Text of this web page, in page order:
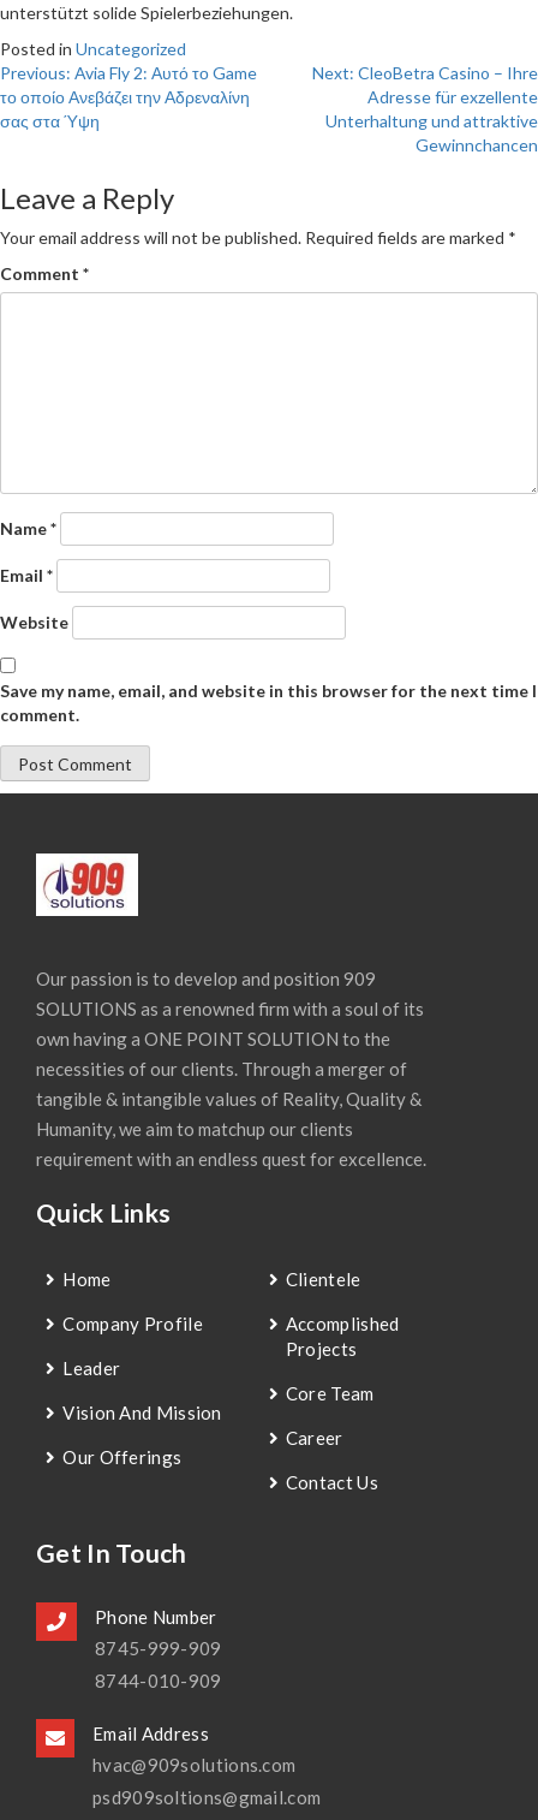
unterstützt solide Spielerbeziehungen.
Posted in Uncategorized
Post
navigation
Previous: Avia Fly 2: Αυτό το Game
το οποίο Ανεβάζει την Αδρεναλίνη
σας στα Ύψη
Next: CleoBetra Casino – Ihre
Adresse für exzellente
Unterhaltung und attraktive
Gewinnchancen
Leave a Reply
Your email address will not be published. Required fields are marked *
Comment *
Name*
Email *
Website
Save my name, email, and website in this browser for the next time I
comment.
Our passion is to develop and position 909
SOLUTIONS as a renowned firm with a soul of its
own having a ONE POINT SOLUTION to the
necessities of our clients. Through a merger of
tangible & intangible values of Reality, Quality &
Humanity, we aim to matchup our clients
requirement with an endless quest for excellence.
Quick Links
Home
Company Profile
Leader
Vision And Mission
Our Offerings
Clientele
Accomplished
Projects
Core Team
Career
Contact Us
Get In Touch
Phone Number
8745-999-909
8744-010-909
Email Address
hvac@909solutions.com
psd909soltions@gmail.com